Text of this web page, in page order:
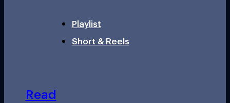
Playlist
Short & Reels
Read